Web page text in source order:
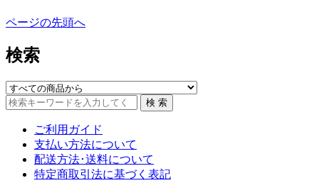
ページの先頭へ
検索
ご利用ガイド
支払い方法について
配送方法･送料について
特定商取引法に基づく表記